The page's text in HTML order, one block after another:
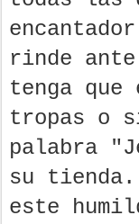
rinde
tenga
tropas o
palabra
su
este